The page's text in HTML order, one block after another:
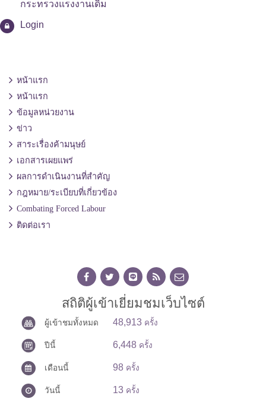
กระทรวงแรงงานเดิม
Login
หน้าแรก
หน้าแรก
ข้อมูลหน่วยงาน
ข่าว
สาระเรื่องค้ามนุษย์
เอกสารเผยแพร่
ผลการดำเนินงานที่สำคัญ
กฎหมาย/ระเบียบที่เกี่ยวข้อง
Combating Forced Labour
ติดต่อเรา
สถิติผู้เข้าเยี่ยมชมเว็บไซต์
ผู้เข้าชมทั้งหมด 48,913 ครั้ง
ปีนี้ 6,448 ครั้ง
เดือนนี้ 98 ครั้ง
วันนี้ 13 ครั้ง